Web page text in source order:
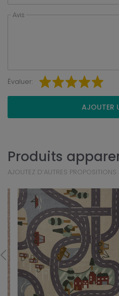
Avis
Évaluer:
AJOUTER
Produits
AJOUTEZ D’AUTRES